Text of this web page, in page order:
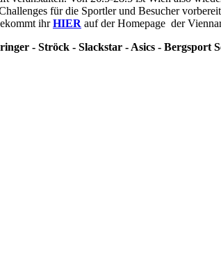
für die Sportler und Besucher
ihrHIER auf der Homepage der
- Ströck - Slackstar - Asics - Bergsport